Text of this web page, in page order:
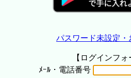
パスワード未設定・
【ログインフォ
ﾒｰﾙ・電話番号